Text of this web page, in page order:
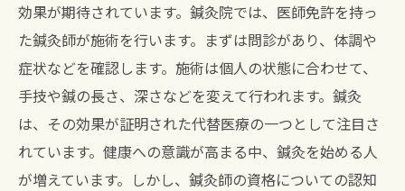
効果が期待されています。鍼灸院では、医師免許を持っ
た鍼灸師が施術を行います。まずは問診があり、体調や
症状などを確認します。施術は個人の状態に合わせて、
手技や鍼の長さ、深さなどを変えて行われます。鍼灸
は、その効果が証明された代替医療の一つとして注目さ
れています。健康への意識が高まる中、鍼灸を始める人
が増えています。しかし、鍼灸師の資格についての認知